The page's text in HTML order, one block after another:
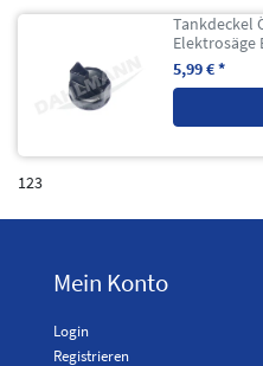
Tankdeckel
Elektrosäge
5,99 € *
123
Mein Konto
Login
Registrieren